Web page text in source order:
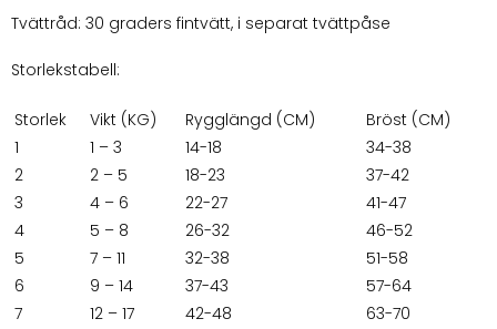
Tvättråd: 30 graders fintvätt, i separat tvättpåse
Storlekstabell:
Storlek Vikt (KG) Rygglängd (CM)
Bröst (CM)
1
1 – 3 14-18
34-38
2
2 – 5 18-23
37-42
3
4 – 6 22-27
41-47
4
5 – 8 26-32
46-52
5
7 – 11 32-38
51-58
6
9 – 14 37-43
57-64
7
12 – 17 42-48
63-70